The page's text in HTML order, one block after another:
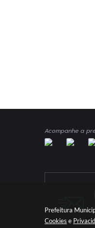
Prefeitura
Cookies e
Acompanhe a